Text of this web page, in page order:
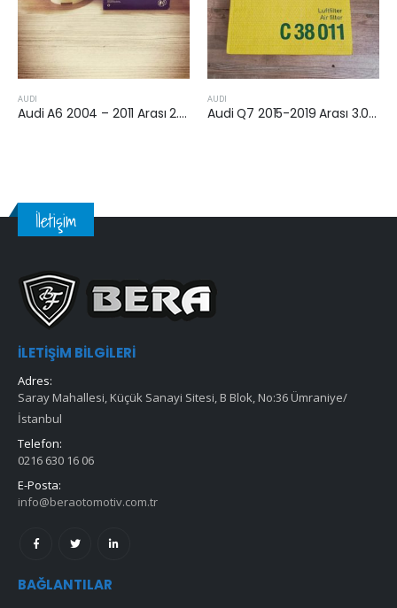
Audi A6 2004 – 2011 Arası 2.7 Tdi v6 Hava Filtresi Audi Q7 2015-2019 Arası 3.0 Dizel Hava Filtresi
İletişim
İLETIŞIM BILGILERI
Adres:
Saray Mahallesi, Küçük Sanayi Sitesi, B Blok, No:36 Ümraniye/
İstanbul
Telefon:
0216 630 16 06
E-Posta:
info@beraotomotiv.com.tr
BAĞLANTILAR